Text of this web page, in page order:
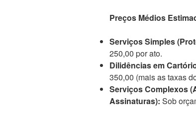
Preços Médios
Serviços Simples
250,00 por ato.
Dilidências em
350,00 (mais as taxas
Serviços Complexos
Assinaturas): Sob